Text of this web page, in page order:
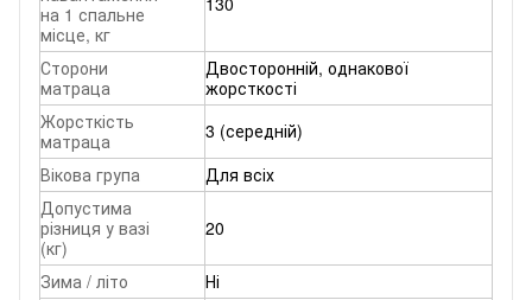
на 1 спальне
місце, кг
Сторони
матраца
Двосторонній, однакової
жорсткості
Жорсткість
матраца
3 (середній)
Вікова група
Для всіх
Допустима
різниця у вазі
(кг)
20
Зима / літо
Ні